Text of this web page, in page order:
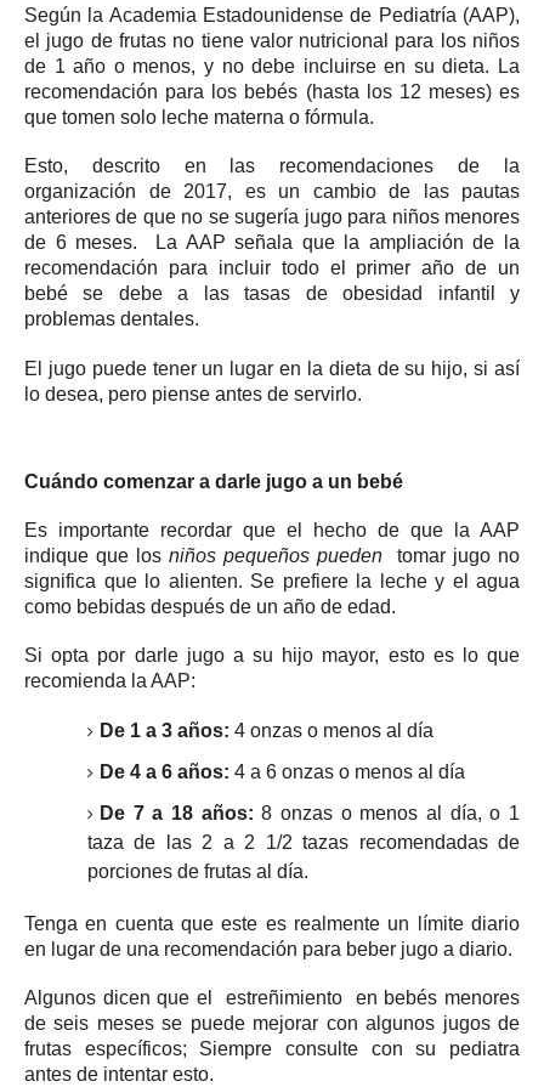
Según la Academia Estadounidense de Pediatría (AAP),
el jugo de frutas no tiene valor nutricional para los niños
de 1 año o menos, y no debe incluirse en su dieta.
La
recomendación para los bebés (hasta los 12 meses) es
que tomen solo leche materna o fórmula.
Esto, descrito en las recomendaciones de la
organización de 2017, es un cambio de las pautas
anteriores de que no se sugería jugo para niños menores
de 6 meses. La AAP señala que la ampliación de la
recomendación para incluir todo el primer año de un
bebé se debe a las tasas de obesidad infantil y
problemas dentales.
El jugo puede tener un lugar en la dieta de su hijo, si así
lo desea, pero piense antes de servirlo.
Cuándo comenzar a darle jugo a un bebé
Es importante recordar que el hecho de que la AAP
indique que los niños pequeños pueden tomar jugo no
significa que lo alienten. Se prefiere la leche y el agua
como bebidas después de un año de edad.
Si opta por darle jugo a su hijo mayor, esto es lo que
recomienda la AAP:
De 1 a 3 años: 4 onzas o menos al día
De 4 a 6 años: 4 a 6 onzas o menos al día
De 7 a 18 años: 8 onzas o menos al día, o 1
taza de las 2 a 2 1/2 tazas recomendadas de
porciones de frutas al día.
Tenga en cuenta que este es realmente un límite diario
en lugar de una recomendación para beber jugo a diario.
Algunos dicen que el estreñimientoen bebés menores
de seis meses se puede mejorar con algunos jugos de
frutas específicos; Siempre consulte con su pediatra
antes de intentar esto.